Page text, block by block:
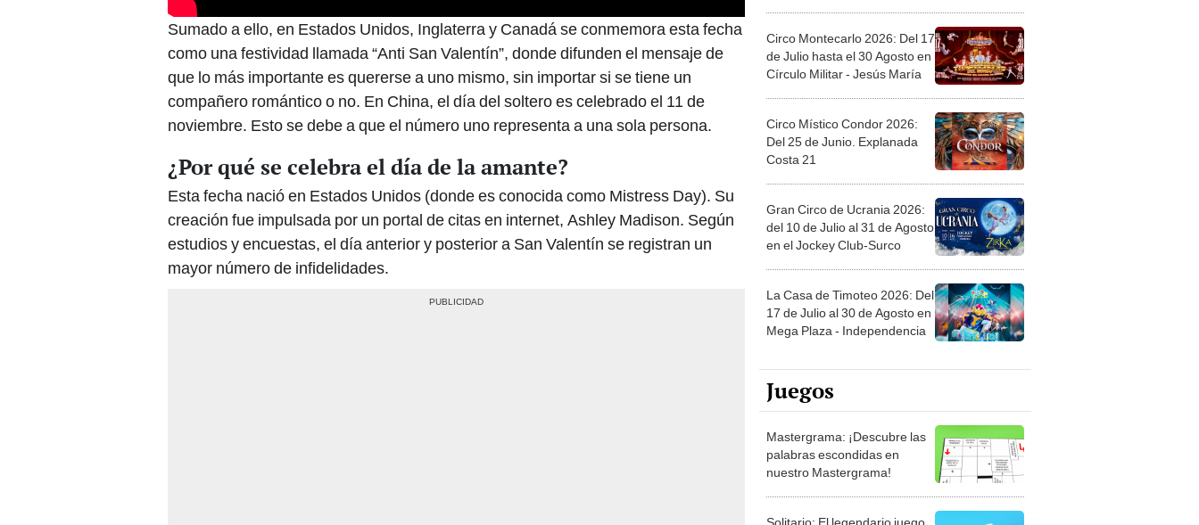
Sumado a ello, en Estados Unidos, Inglaterra y Canadá se conmemora esta fecha
como una festividad llamada “Anti San Valentín”, donde difunden el mensaje de
que lo más importante es quererse a uno mismo, sin importar si se tiene un
compañero romántico o no. En China, el día del soltero es celebrado el 11 de
noviembre. Esto se debe a que el número uno representa a una sola persona.
¿Por qué se celebra el día de la amante?
Esta fecha nació en Estados Unidos (donde es conocida como Mistress Day). Su
creación fue impulsada por un portal de citas en internet, Ashley Madison. Según
estudios y encuestas, el día anterior y posterior a San Valentín se registran un
mayor número de infidelidades.
Circo Montecarlo 2026: Del 17
de Julio hasta el 30 Agosto en
Círculo Militar - Jesús María
Circo Místico Condor 2026:
Del 25 de Junio. Explanada
Costa 21
Gran Circo de Ucrania 2026:
del 10 de Julio al 31 de Agosto
en el Jockey Club-Surco
La Casa de Timoteo 2026: Del
17 de Julio al 30 de Agosto en
Mega Plaza - Independencia
Juegos
Mastergrama: ¡Descubre las
palabras escondidas en
nuestro Mastergrama!
Solitario: El legendario juego